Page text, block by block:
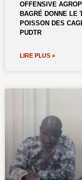
OFFENSIVE
BAGRÉ DONNE LE
POISSON DES
PUDTR
LIRE PLUS »